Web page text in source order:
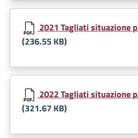
Document
2021 Tagliati situazione
(236.55 KB)
Document
2022 Tagliati situazione
(321.67 KB)